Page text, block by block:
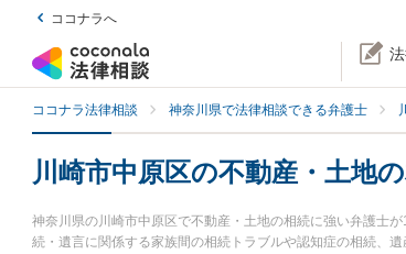
ココナラへ
ココナラ法律相談 神奈川県で法律相談できる弁護士
川崎市中原区の不動産・土地
神奈川県の川崎市中原区で不動産・土地の相続に強い弁護士
続・遺言に関係する家族間の相続トラブルや認知症の相続、